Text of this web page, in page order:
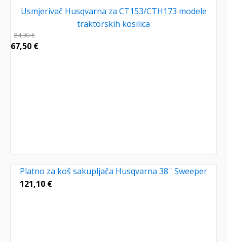
Usmjerivač Husqvarna za CT153/CTH173 modele
traktorskih kosilica
84,30€
67,50 €
Platno za koš sakupljača Husqvarna 38'' Sweeper
121,10 €